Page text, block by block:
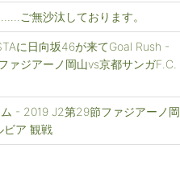
ご無沙汰しております。
に日向坂46が来てGoal Rush -
ァジアーノ岡山vs京都サンガF.C.
- 2019 J2第29節ファジアーノ岡
ビア 観戦